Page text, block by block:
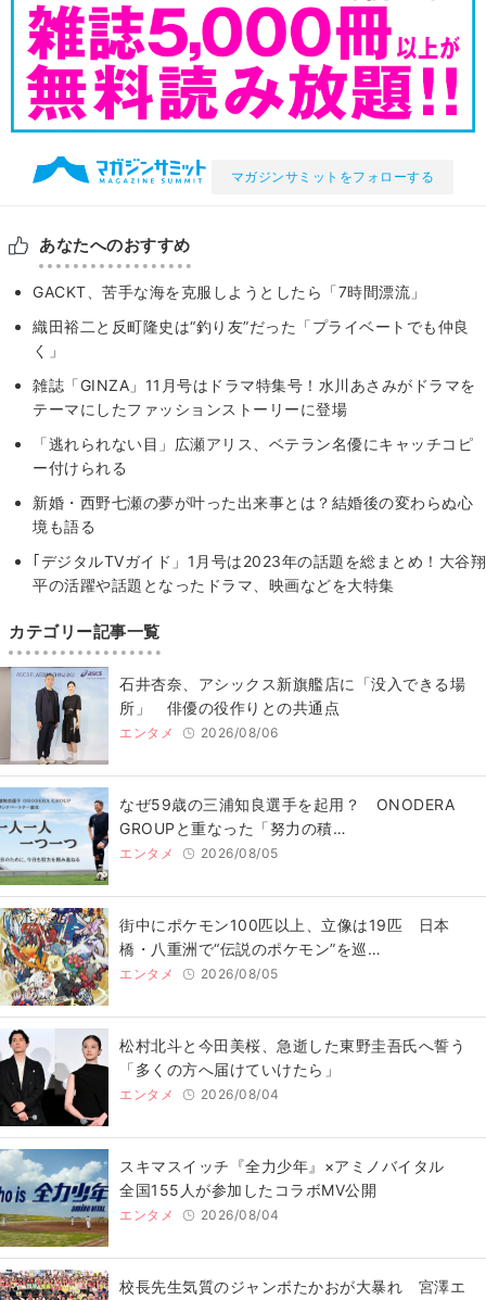
マガジンサミットをフォローする
あなたへのおすすめ
GACKT、苦手な海を克服しようとしたら「7時間漂流」
織田裕二と反町隆史は“釣り友”だった「プライベートでも仲良
く」
雑誌「GINZA」11月号はドラマ特集号！水川あさみがドラマを
テーマにしたファッションストーリーに登場
「逃れられない目」広瀬アリス、ベテラン名優にキャッチコピ
ー付けられる
新婚・西野七瀬の夢が叶った出来事とは？結婚後の変わらぬ心
境も語る
｢デジタルTVガイド」1月号は2023年の話題を総まとめ！大谷翔
平の活躍や話題となったドラマ、映画などを大特集
カテゴリー記事一覧
石井杏奈、アシックス新旗艦店に「没入できる場
所」 俳優の役作りとの共通点
エンタメ 2026/08/06
なぜ59歳の三浦知良選手を起用？ ONODERA
GROUPと重なった「努力の積…
エンタメ 2026/08/05
街中にポケモン100匹以上、立像は19匹 日本
橋・八重洲で“伝説のポケモン”を巡…
エンタメ 2026/08/05
松村北斗と今田美桜、急逝した東野圭吾氏へ誓う
「多くの方へ届けていけたら」
エンタメ 2026/08/04
スキマスイッチ『全力少年』×アミノバイタル
全国155人が参加したコラボMV公開
エンタメ 2026/08/04
校長先生気質のジャンボたかおが大暴れ 宮澤エ